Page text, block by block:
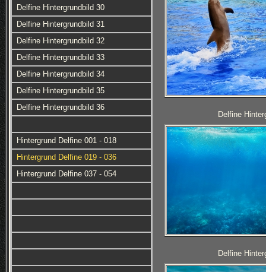
Delfine Hintergrundbild 30
Delfine Hintergrundbild 31
Delfine Hintergrundbild 32
Delfine Hintergrundbild 33
Delfine Hintergrundbild 34
Delfine Hintergrundbild 35
Delfine Hintergrundbild 36
Hintergrund Delfine 001 - 018
Hintergrund Delfine 019 - 036
Hintergrund Delfine 037 - 054
Delfine
Delfine